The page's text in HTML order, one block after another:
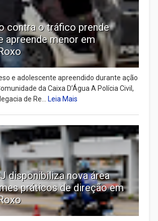
contra o tráfico prende
apreende menor em
e adolescente apreendido durante ação
da Caixa D’Água A Polícia Civil,
de Re... Leia Mais
disponibiliza nova área
práticos de direção em